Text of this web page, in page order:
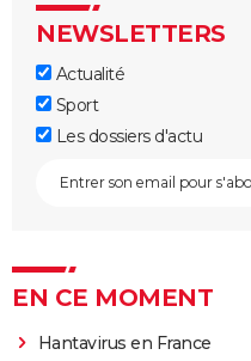
NEWSLETTERS
Actualité
Sport
Les dossiers d'actu
EN CE MOMENT
Hantavirus en France